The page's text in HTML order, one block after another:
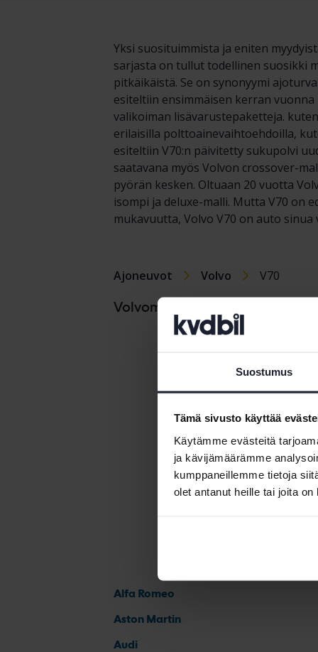
Suostumus
Tämä sivusto käyttää
Käytämme evästeitä
ja kävijämäärämme
kumppaneillemme tietoja
olet antanut heille tai joita
Yksi suosituimmista ja eniten
sarjasta on tullut todellinen suosikki
pitkäikäistä. Se on synonyymi
esiteltiin ensimmäisen kerran
valikoiman lisävarustepaketteja.
erilaisilla polttoainevaihtoehdoilla,
esiteltiin V70:n päivitetty sukupolvi
saatavana myös Volvon crossover-
pyörän kesken. Oltuaan 20 vuotta
isompi ja deluxe-malli. Mutta V70 on
mukavuutta, Volvo V70 on auto sinua
Ajoneuvot Volvo V70
Volvomallit
Volvo S40
Alfa Romeo
Aston Martin
Audi